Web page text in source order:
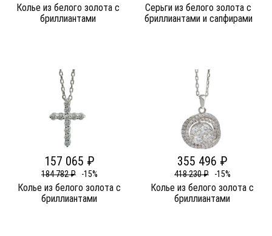
Колье из белого золота c
бриллиантами
Серьги из белого золота c
бриллиантами и сапфирами
157 065 ₽
184 782 ₽ -15%
Колье из белого золота c
бриллиантами
355 496 ₽
418 230 ₽ -15%
Колье из белого золота c
бриллиантами